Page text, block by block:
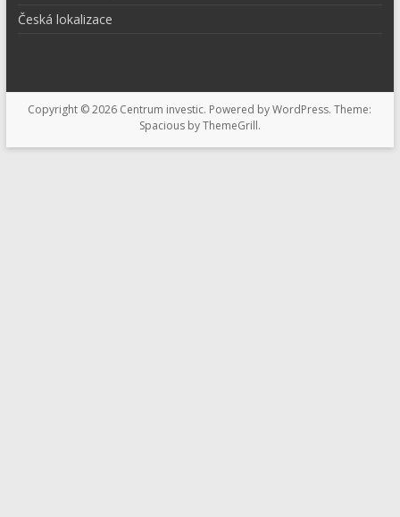
Česká lokalizace
Copyright © 2026 Centrum investic. Powered byWordPress. Theme:
Spacious byThemeGrill.